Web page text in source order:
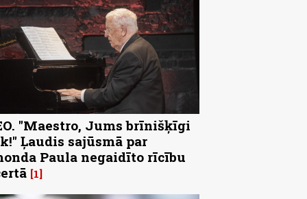
"Maestro, Jums brīnišķīgi
Ļaudis sajūsmā par
Paula negaidīto rīcību
1